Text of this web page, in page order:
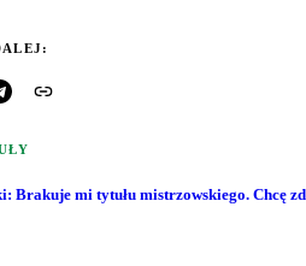
Brakuje mi tytułu mistrzowskiego. Chcę